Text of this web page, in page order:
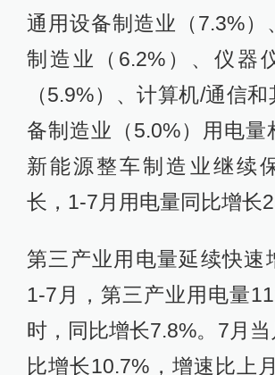
通用设备制造业（7.3%）
制造业（6.2%）、仪器
（5.9%）、计算机/通信
备制造业（5.0%）用电量
新能源整车制造业继续
长，1-7月用电量同比增长
第三产业用电量延续快速
1-7月，第三产业用电量
时，同比增长7.8%。7月
比增长10.7%，增速比上